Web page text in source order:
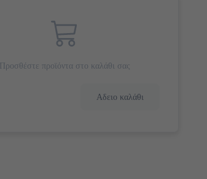
Προσθέστε προϊόντα στο καλάθι σας
Αδειο καλάθι